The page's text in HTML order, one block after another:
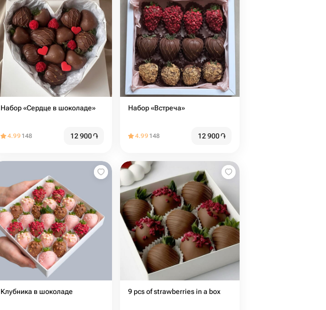
Набор «Сердце в шоколаде»
4.99 148 12 900֏
Набор «Встреча»
4.99 148 12 900֏
Клубника в шоколаде 9 pcs of strawberries in a box